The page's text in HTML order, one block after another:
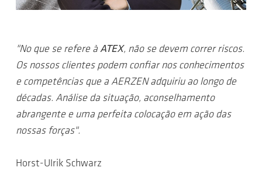
"No que se refere à ATEX, não se devem correr riscos.
Os nossos clientes podem confiar nos conhecimentos
e competências que a AERZEN adquiriu ao longo de
décadas. Análise da situação, aconselhamento
abrangente e uma perfeita colocação em ação das
nossas forças".
Horst-Ulrik Schwarz